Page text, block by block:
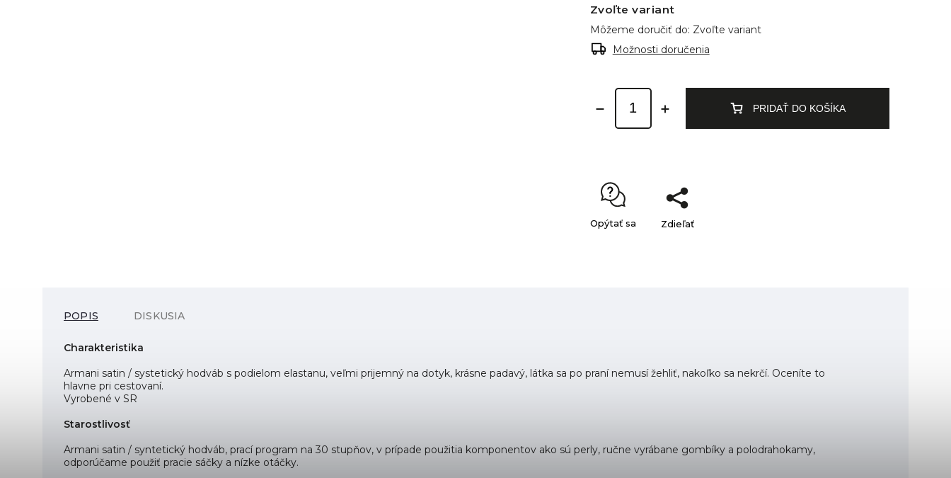
Zvoľte variant
Môžeme doručiť do: Zvoľte variant
Možnosti doručenia
PRIDAŤ DO KOŠÍKA
Opýtať sa Zdieľať
POPIS DISKUSIA
Charakteristika
Armani satin / systetický hodváb s podielom elastanu, veľmi prijemný na dotyk, krásne padavý, látka sa po praní nemusí žehliť, nakoľko sa nekrčí. Oceníte to
hlavne pri cestovaní.
Vyrobené v SR
Starostlivosť
Armani satin / syntetický hodváb, prací program na 30 stupňov, v prípade použitia komponentov ako sú perly, ručne vyrábane gombíky a polodrahokamy,
odporúčame použiť pracie sáčky a nízke otáčky.